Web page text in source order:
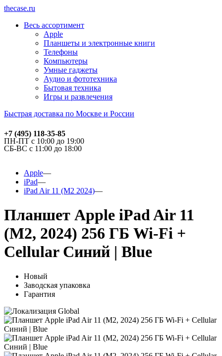
thecase.ru
Весь ассортимент
Apple
Планшеты и электронные книги
Телефоны
Компьютеры
Умные гаджеты
Аудио и фототехника
Бытовая техника
Игры и развлечения
Быстрая доставка по Москве и России
+7 (495) 118-35-85
ПН-ПТ с 10:00 до 19:00
СБ-ВС с 11:00 до 18:00
Apple
iPad
iPad Air 11 (M2 2024)
Планшет Apple iPad Air 11
(M2, 2024) 256 ГБ Wi-Fi +
Cellular Синий | Blue
Новый
Заводская упаковка
Гарантия